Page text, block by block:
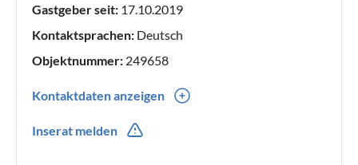
Gastgeber seit: 17.10.2019
Kontaktsprachen: Deutsch
Objektnummer: 249658
Kontaktdaten anzeigen
Inserat melden